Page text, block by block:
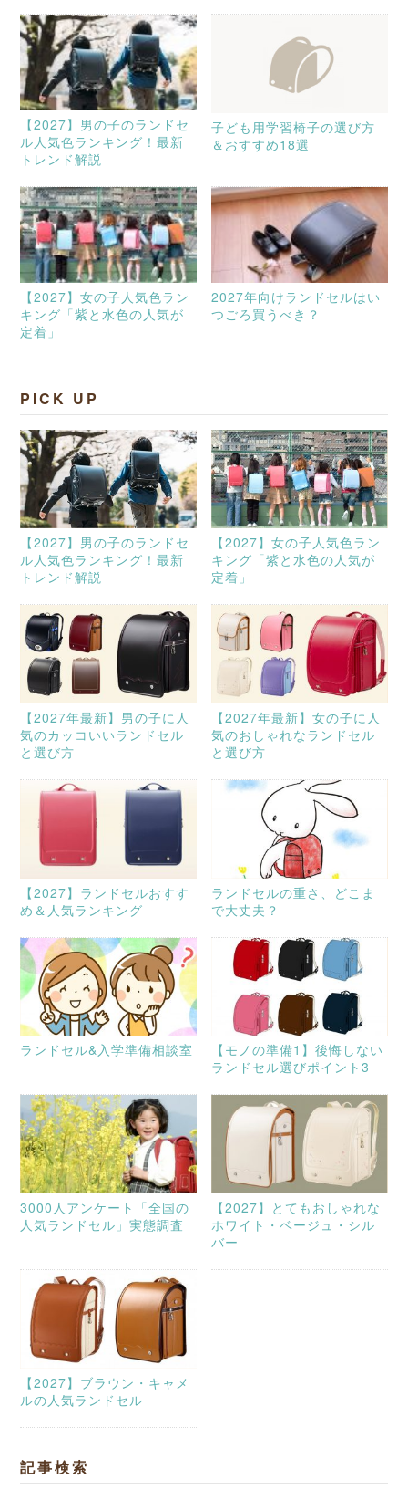
【2027】男の子のランドセ
ル人気色ランキング！最新
トレンド解説
子ども用学習椅子の選び方
＆おすすめ18選
【2027】女の子人気色ラン
キング「紫と水色の人気が
定着」
2027年向けランドセルはい
つごろ買うべき？
PICK UP
【2027】男の子のランドセ
ル人気色ランキング！最新
トレンド解説
【2027】女の子人気色ラン
キング「紫と水色の人気が
定着」
【2027年最新】男の子に人
気のカッコいいランドセル
と選び方
【2027年最新】女の子に人
気のおしゃれなランドセル
と選び方
【2027】ランドセルおすす
め＆人気ランキング
ランドセルの重さ、どこま
で大丈夫？
ランドセル&入学準備相談室
【モノの準備1】後悔しない
ランドセル選びポイント3
3000人アンケート「全国の
人気ランドセル」実態調査
【2027】とてもおしゃれな
ホワイト・ベージュ・シル
バー
【2027】ブラウン・キャメ
ルの人気ランドセル
記事検索